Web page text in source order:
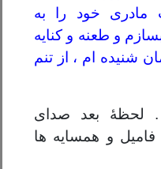
خود را به
و طعنه و کنایه
شنیده ام ، از تنم
لحظۀ بعد صدای
و همسایه ها